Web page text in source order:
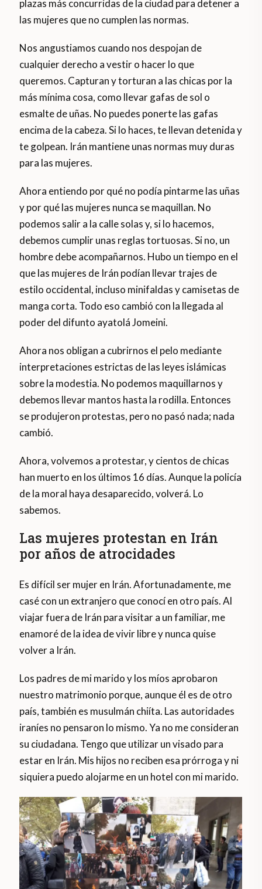
plazas más concurridas de la ciudad para detener a
las mujeres que no cumplen las normas.
Nos angustiamos cuando nos despojan de
cualquier derecho a vestir o hacer lo que
queremos. Capturan y torturan a las chicas por la
más mínima cosa, como llevar gafas de sol o
esmalte de uñas. No puedes ponerte las gafas
encima de la cabeza. Si lo haces, te llevan detenida y
te golpean. Irán mantiene unas normas muy duras
para las mujeres.
Ahora entiendo por qué no podía pintarme las uñas
y por qué las mujeres nunca se maquillan. No
podemos salir a la calle solas y, si lo hacemos,
debemos cumplir unas reglas tortuosas. Si no, un
hombre debe acompañarnos. Hubo un tiempo en el
que las mujeres de Irán podían llevar trajes de
estilo occidental, incluso minifaldas y camisetas de
manga corta. Todo eso cambió con la llegada al
poder del difunto ayatolá Jomeini.
Ahora nos obligan a cubrirnos el pelo mediante
interpretaciones estrictas de las leyes islámicas
sobre la modestia. No podemos maquillarnos y
debemos llevar mantos hasta la rodilla. Entonces
se produjeron protestas, pero no pasó nada; nada
cambió.
Ahora, volvemos a protestar, y cientos de chicas
han muerto en los últimos 16 días. Aunque la policía
de la moral haya desaparecido, volverá. Lo
sabemos.
Las mujeres protestan en Irán
por años de atrocidades
Es difícil ser mujer en Irán. Afortunadamente, me
casé con un extranjero que conocí en otro país. Al
viajar fuera de Irán para visitar a un familiar, me
enamoré de la idea de vivir libre y nunca quise
volver a Irán.
Los padres de mi marido y los míos aprobaron
nuestro matrimonio porque, aunque él es de otro
país, también es musulmán chiíta. Las autoridades
iraníes no pensaron lo mismo. Ya no me consideran
su ciudadana. Tengo que utilizar un visado para
estar en Irán. Mis hijos no reciben esa prórroga y ni
siquiera puedo alojarme en un hotel con mi marido.